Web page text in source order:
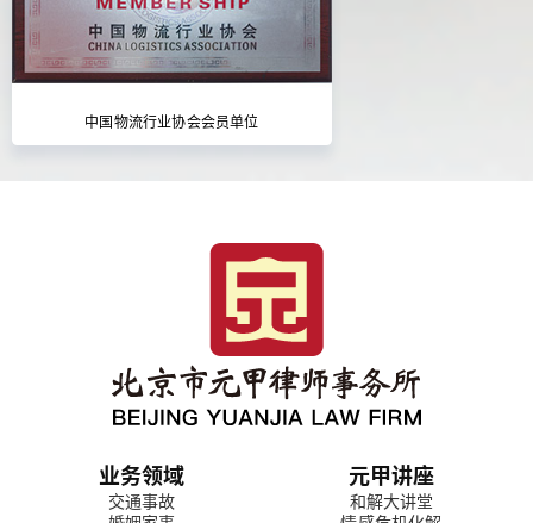
中国物流行业协会会员单位
业务领域
交通事故
元甲讲座
和解大讲堂